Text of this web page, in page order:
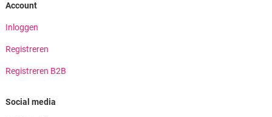
Account
Inloggen
Registreren
Registreren B2B
Social media